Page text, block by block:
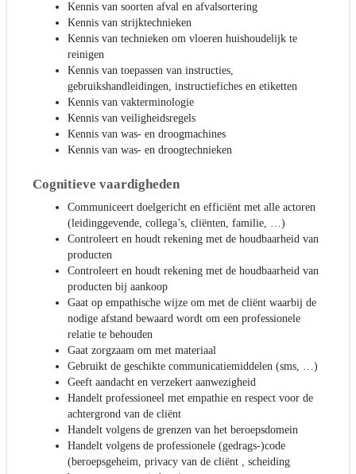
Kennis van soorten afval en afvalsortering
Kennis van strijktechnieken
Kennis van technieken om vloeren huishoudelijk te
reinigen
Kennis van toepassen van instructies,
gebruikshandleidingen, instructiefiches en etiketten
Kennis van vakterminologie
Kennis van veiligheidsregels
Kennis van was- en droogmachines
Kennis van was- en droogtechnieken
Cognitieve vaardigheden
Communiceert doelgericht en efficiënt met alle actoren
(leidinggevende, collega’s, cliënten, familie, …)
Controleert en houdt rekening met de houdbaarheid van
producten
Controleert en houdt rekening met de houdbaarheid van
producten bij aankoop
Gaat op empathische wijze om met de cliënt waarbij de
nodige afstand bewaard wordt om een professionele
relatie te behouden
Gaat zorgzaam om met materiaal
Gebruikt de geschikte communicatiemiddelen (sms, …)
Geeft aandacht en verzekert aanwezigheid
Handelt professioneel met empathie en respect voor de
achtergrond van de cliënt
Handelt volgens de grenzen van het beroepsdomein
Handelt volgens de professionele (gedrags-)code
(beroepsgeheim, privacy van de cliënt , scheiding